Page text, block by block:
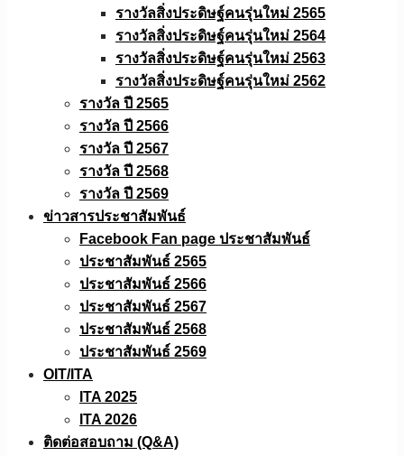
รางวัลสิ่งประดิษฐ์คนรุ่นใหม่ 2565
รางวัลสิ่งประดิษฐ์คนรุ่นใหม่ 2564
รางวัลสิ่งประดิษฐ์คนรุ่นใหม่ 2563
รางวัลสิ่งประดิษฐ์คนรุ่นใหม่ 2562
รางวัล ปี 2565
รางวัล ปี 2566
รางวัล ปี 2567
รางวัล ปี 2568
รางวัล ปี 2569
ข่าวสารประชาสัมพันธ์
Facebook Fan page ประชาสัมพันธ์
ประชาสัมพันธ์ 2565
ประชาสัมพันธ์ 2566
ประชาสัมพันธ์ 2567
ประชาสัมพันธ์ 2568
ประชาสัมพันธ์ 2569
OIT/ITA
ITA 2025
ITA 2026
ติดต่อสอบถาม (Q&A)